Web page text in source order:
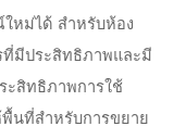
หม่ได้ สำหรับห้อง
มีประสิทธิภาพและมี
ะสิทธิภาพการใช้
นที่สำหรับการขยาย